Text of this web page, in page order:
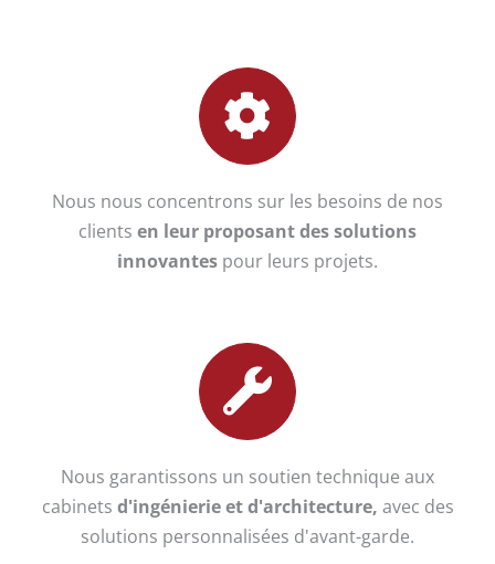
Nous nous concentrons sur les besoins de nos
clients en leur proposant des solutions
innovantes pour leurs projets.
Nous garantissons un soutien technique aux
cabinets d'ingénierie et d'architecture, avec des
solutions personnalisées d'avant-garde.